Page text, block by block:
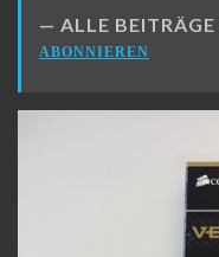
ALLE BEITRÄGE
ABONNIEREN